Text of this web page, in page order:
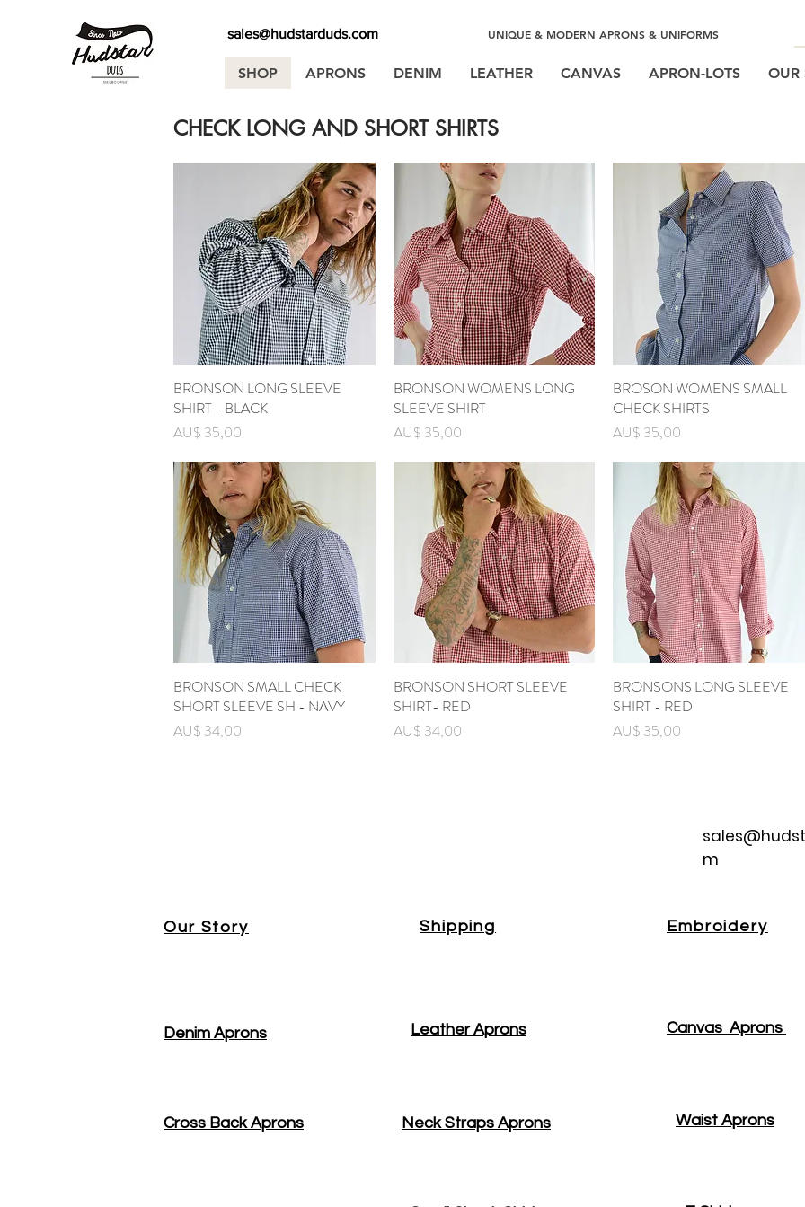
sales@hudstarduds.com UNIQUE & MODERN APRONS & UNIFORMS
SHOP APRONS DENIM LEATHER CANVAS APRON-LOTS OUR
CHECK LONG AND SHORT SHIRTS
Snel overzicht
BRONSON LONG SLEEVE
SHIRT - BLACK
Prijs
AU$ 35,00
Snel overzicht
BRONSON WOMENS LONG
SLEEVE SHIRT
Prijs
AU$ 35,00
Snel overzicht
BROSON WOMENS SMALL
CHECK SHIRTS
Prijs
AU$ 35,00
Snel overzicht
BRONSON SMALL CHECK
SHORT SLEEVE SH - NAVY
Prijs
AU$ 34,00
Snel overzicht
BRONSON SHORT SLEEVE
SHIRT- RED
Prijs
AU$ 34,00
Snel overzicht
BRONSONS LONG SLEEVE
SHIRT - RED
Prijs
AU$ 35,00
Our Story
Denim Aprons
Cross Back Aprons
Shipping
Leather Aprons
Neck Straps Aprons
m
Embroidery
Canvas Aprons
Waist Aprons